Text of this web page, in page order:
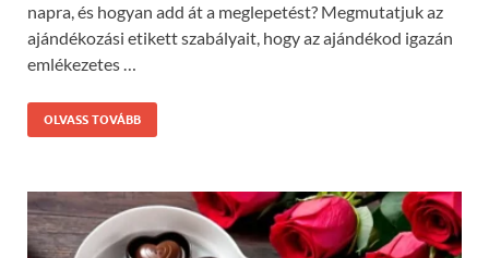
napra, és hogyan add át a meglepetést? Megmutatjuk az
ajándékozási etikett szabályait, hogy az ajándékod igazán
emlékezetes …
OLVASS TOVÁBB